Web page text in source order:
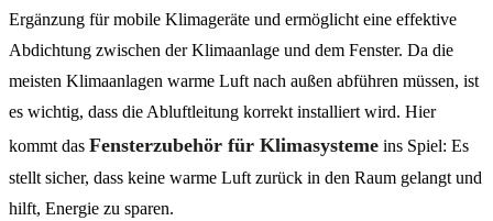
Ergänzung für mobile Klimageräte und ermöglicht eine effektive
Abdichtung zwischen der Klimaanlage und dem Fenster. Da die
meisten Klimaanlagen warme Luft nach außen abführen müssen, ist
es wichtig, dass die Abluftleitung korrekt installiert wird. Hier
kommt das Fensterzubehör für Klimasysteme ins Spiel: Es
stellt sicher, dass keine warme Luft zurück in den Raum gelangt und
hilft, Energie zu sparen.